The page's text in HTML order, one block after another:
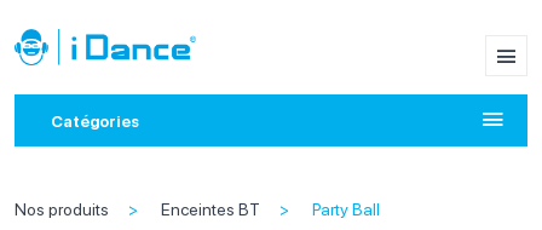
Catégories
Nos produits Enceintes BT Party Ball